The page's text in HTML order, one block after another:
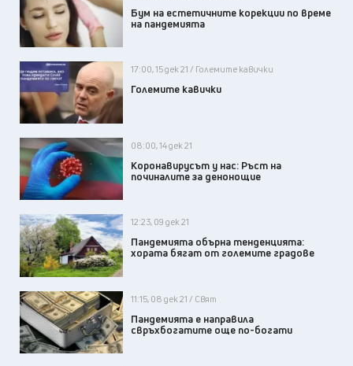
Бум на естетичните корекции по време
на пандемията
17:00, 15 дек 21 / Големите кавички
Големите кавички
08:00, 14 дек 21
Коронавирусът у нас: Ръст на
починалите за денонощие
12:23, 09 дек 21
Пандемията обърна тенденцията:
хората бягат от големите градове
11:15, 08 дек 21 / Свят
Пандемията е направила
свръхбогатите още по-богати